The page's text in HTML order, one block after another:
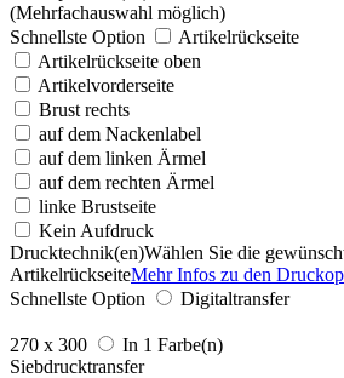
(Mehrfachauswahl möglich)
Schnellste Option
Artikelrückseite
Artikelrückseite oben
Artikelvorderseite
Brust rechts
auf dem Nackenlabel
auf dem linken Ärmel
auf dem rechten Ärmel
linke Brustseite
Kein Aufdruck
Drucktechnik(en)Wählen Sie die
ArtikelrückseiteMehr Infos zu den
Schnellste Option
Digitaltransfer
270 x 300
In 1 Farbe(n)
Siebdrucktransfer